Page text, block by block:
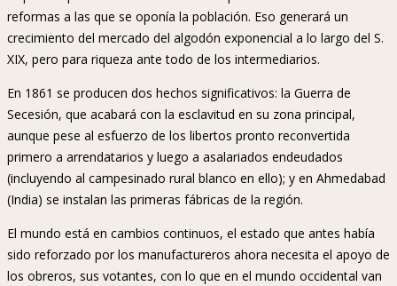
reformas a las que se oponía la población. Eso generará un
crecimiento del mercado del algodón exponencial a lo largo del S.
XIX, pero para riqueza ante todo de los intermediarios.
En 1861 se producen dos hechos significativos: la Guerra de
Secesión, que acabará con la esclavitud en su zona principal,
aunque pese al esfuerzo de los libertos pronto reconvertida
primero a arrendatarios y luego a asalariados endeudados
(incluyendo al campesinado rural blanco en ello); y en Ahmedabad
(India) se instalan las primeras fábricas de la región.
El mundo está en cambios continuos, el estado que antes había
sido reforzado por los manufactureros ahora necesita el apoyo de
los obreros, sus votantes, con lo que en el mundo occidental van